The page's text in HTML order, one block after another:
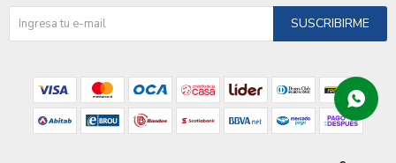
SUSCRIBIRME